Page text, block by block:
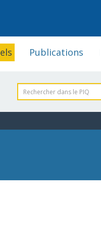
Publications